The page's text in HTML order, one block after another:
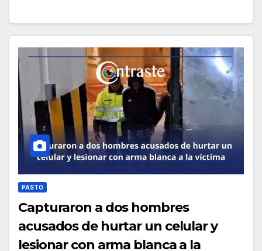
PASTO
Capturaron a dos hombres
acusados de hurtar un celular y
lesionar con arma blanca a la